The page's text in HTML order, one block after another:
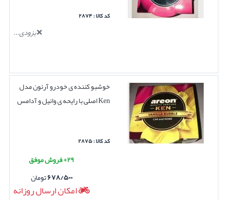
کد کالا : ۲۸۷۴
بزودی...
خوشبو کننده ی خودرو آرئون مدل
Ken اصلی با رایحه ی وانیل و آدامس
کد کالا : ۲۸۷۵
۲۹+ فروش موفق
۶۷۸/۵۰۰تومان
امکان ارسال روزانه